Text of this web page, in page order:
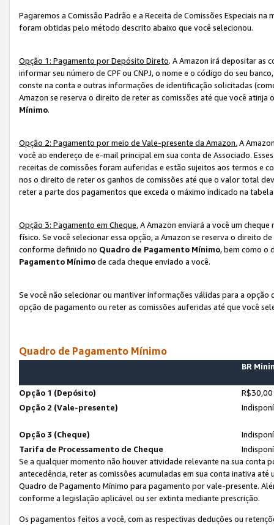
Pagaremos a Comissão Padrão e a Receita de Comissões Especiais
foram obtidas pelo método descrito abaixo que você selecionou.
Opção 1: Pagamento por Depósito Direto. A Amazon irá depositar as
informar seu número de CPF ou CNPJ, o nome e o código do seu
conste na conta e outras informações de identificação solicitadas
Amazon se reserva o direito de reter as comissões até que você
Mínimo.
Opção 2: Pagamento por meio de Vale-presente da Amazon. A
você ao endereço de e-mail principal em sua conta de Associado.
receitas de comissões foram auferidas e estão sujeitos aos termos e
nos o direito de reter os ganhos de comissões até que o valor total
reter a parte dos pagamentos que exceda o máximo indicado na
Opção 3: Pagamento em Cheque. A Amazon enviará a você um
físico. Se você selecionar essa opção, a Amazon se reserva o direito
conforme definido no Quadro de Pagamento Mínimo, bem como o
Pagamento Mínimode cada cheque enviado a você.
Se você não selecionar ou mantiver informações válidas para a
opção de pagamento ou reter as comissões auferidas até que você
Quadro de Pagamento Mínimo
BR
Opção 1 (Depósito)
R$30,00
Opção 2 (Vale-presente)
Opção 3 (Cheque)
Tarifa de Processamento de Cheque
Se a qualquer momento não houver atividade relevante na sua conta
antecedência, reter as comissões acumuladas em sua conta inativa
Quadro de Pagamento Mínimo para pagamento por vale-presente.
conforme a legislação aplicável ou ser extinta mediante prescrição.
Os pagamentos feitos a você, com as respectivas deduções ou